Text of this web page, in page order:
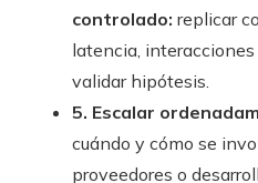
controlado: replicar
latencia,
validar hipótesis.
5. Escalar
cuándo y cómo se
proveedores o